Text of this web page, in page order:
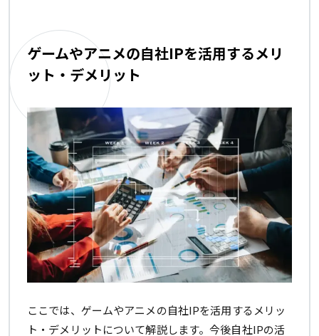
ゲームやアニメの自社IPを活用するメリ
ット・デメリット
ここでは、ゲームやアニメの自社IPを活用するメリッ
ト・デメリットについて解説します。今後自社IPの活